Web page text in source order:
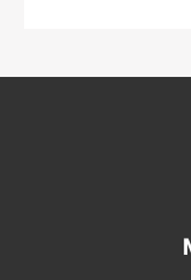
Данные по
объектам
Назван